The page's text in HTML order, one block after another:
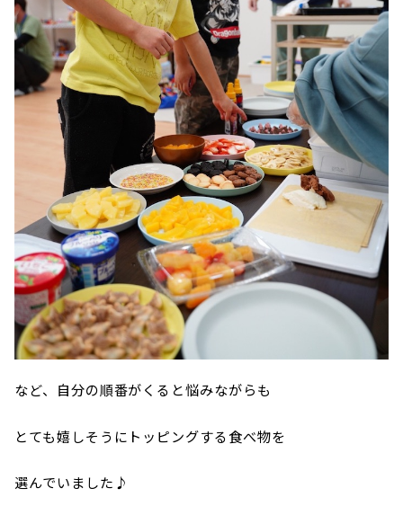
など、自分の順番がくると悩みながらも
とても嬉しそうにトッピングする食べ物を
選んでいました♪